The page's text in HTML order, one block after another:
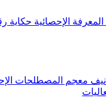
المعرفة الإحصائية حكاية
معجم المصطلحات